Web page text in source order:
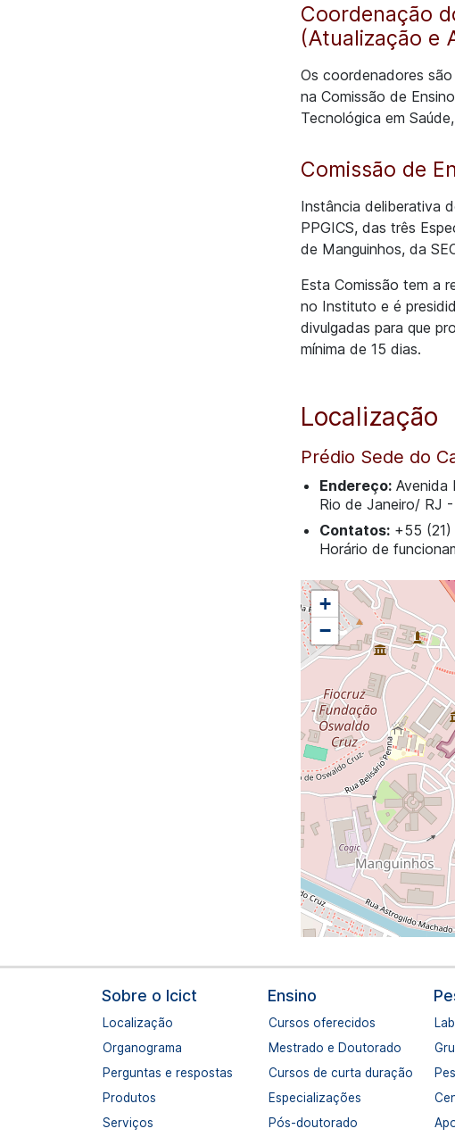
Coordenação
(Atualização e
Os coordenadores
na Comissão de
Tecnológica em
Comissão de
Instância deliberativa
PPGICS, das três
de Manguinhos, da
Esta Comissão tem a
no Instituto e é
divulgadas para que
mínima de 15 dias.
Localização
Prédio Sede do
Endereço: Avenida
Rio de Janeiro/ RJ
Contatos: +55
Horário de
+
−
Navegação principal
Sobre o Icict
Localização
Organograma
Perguntas e respostas
Produtos
Serviços
Ensino
Cursos oferecidos
Mestrado e Doutorado
Cursos de curta duração
Especializações
Pós-doutorado